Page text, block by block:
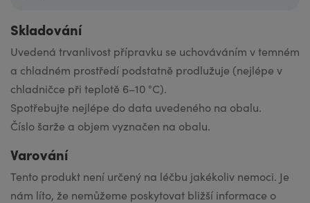
Skladování
Uvedená trvanli­vost přípravku se uchováváním v temném
a chladném prostředí podstatně prodlužuje (nejlépe v
chladničce při teplotě 6–10 °C).
Spotřebujte nejlépe do data uvedeného na obalu.
Číslo šarže a objem vyznačen na obalu.
Varování
Tento produkt není určený na léčbu jakékoliv nemoci. Je
nám líto, že nemůžeme poskytovat bližší informace o